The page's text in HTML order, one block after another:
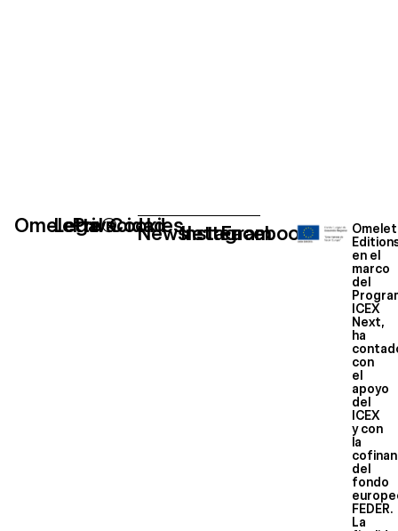
Omelette®
Legal
Privacidad
Cookies
Newsletter
Instagram
Facebook
en el
marco
del
ICEX
Next,
ha
con
el
apoyo
del
ICEX
y con
la
del
fondo
FEDER.
La